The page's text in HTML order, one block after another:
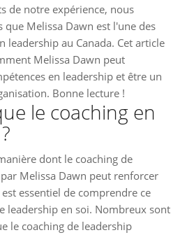
de notre expérience, nous
que Melissa Dawn est l'une des
leadership au Canada. Cet article
Melissa Dawn peut
en leadership et être un
Bonne lecture !
le coaching en
dont le coaching de
Melissa Dawn peut renforcer
essentiel de comprendre ce
leadership en soi. Nombreux sont
le coaching de leadership